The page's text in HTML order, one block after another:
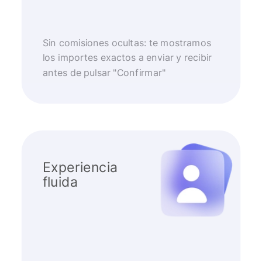
Sin comisiones ocultas: te mostramos
los importes exactos a enviar y recibir
antes de pulsar "Confirmar"
Experiencia
fluida